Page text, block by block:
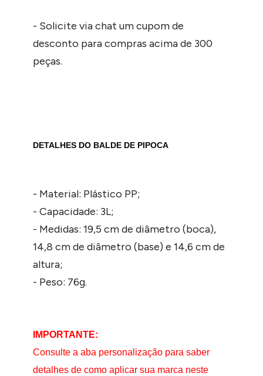
- Solicite via chat um cupom de
desconto para compras acima de 300
peças.
DETALHES DO BALDE DE PIPOCA
- Material: Plástico PP;
- Capacidade: 3L;
- Medidas: 19,5 cm de diâmetro (boca),
14,8 cm de diâmetro (base) e 14,6 cm de
altura;
- Peso: 76g.
IMPORTANTE:
Consulte a aba personalização para saber
detalhes de como aplicar sua marca neste